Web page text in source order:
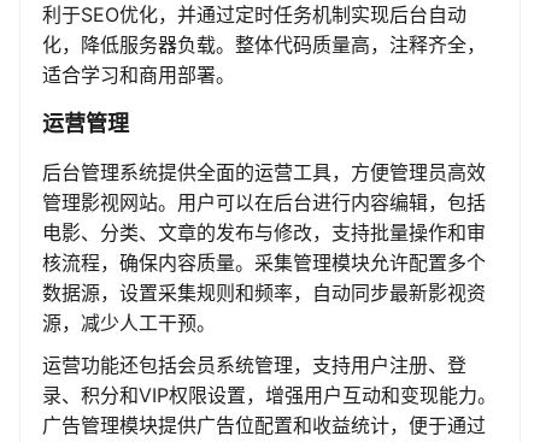
利于SEO优化，并通过定时任务机制实现后台自动
化，降低服务器负载。整体代码质量高，注释齐全，
适合学习和商用部署。
运营管理
后台管理系统提供全面的运营工具，方便管理员高效
管理影视网站。用户可以在后台进行内容编辑，包括
电影、分类、文章的发布与修改，支持批量操作和审
核流程，确保内容质量。采集管理模块允许配置多个
数据源，设置采集规则和频率，自动同步最新影视资
源，减少人工干预。
运营功能还包括会员系统管理，支持用户注册、登
录、积分和VIP权限设置，增强用户互动和变现能力。
广告管理模块提供广告位配置和收益统计，便于通过